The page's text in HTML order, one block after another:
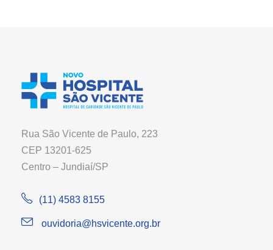
Rua São Vicente de Paulo, 223
CEP 13201-625
Centro – Jundiaí/SP
(11) 4583 8155
ouvidoria@hsvicente.org.br